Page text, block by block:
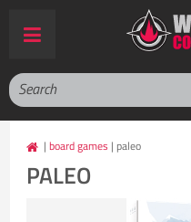
|board games | paleo
PALEO